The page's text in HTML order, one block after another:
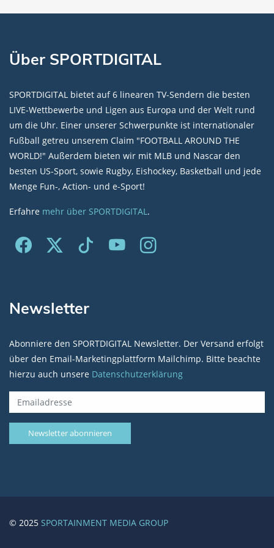
Über SPORTDIGITAL
SPORTDIGITAL bietet auf 6 linearen TV-Sendern die besten
LIVE-Wettbewerbe und Ligen aus Europa und der Welt rund
um die Uhr. Einer unserer Schwerpunkte ist internationaler
Fußball getreu unserem Claim "FOOTBALL AROUND THE
WORLD!" Außerdem bieten wir mit MLB und Nascar den
besten US-Sport, sowie Rugby, Eishockey, Basketball und jede
Menge Fun-, Action- und e-Sport!
Erfahre mehr über SPORTDIGITAL .
Newsletter
Abonniere den SPORTDIGITAL Newsletter. Der Versand erfolgt
über den Email-Marketingplattform Mailchimp. Bitte beachte
hierzu auch unsere Datenschutzerklärung
© 2025 SPORTAINMENT MEDIA GROUP